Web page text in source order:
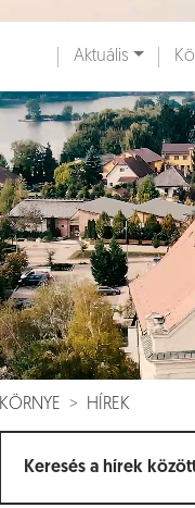
Ugrás a fő
Aktuális
KÖRNYE HÍREK
Események []